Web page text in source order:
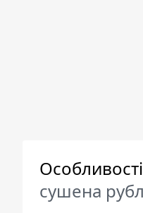
Особливості
сушена